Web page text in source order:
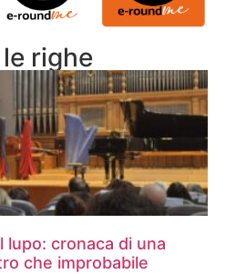
righe
lupo: cronaca di una
che improbabile